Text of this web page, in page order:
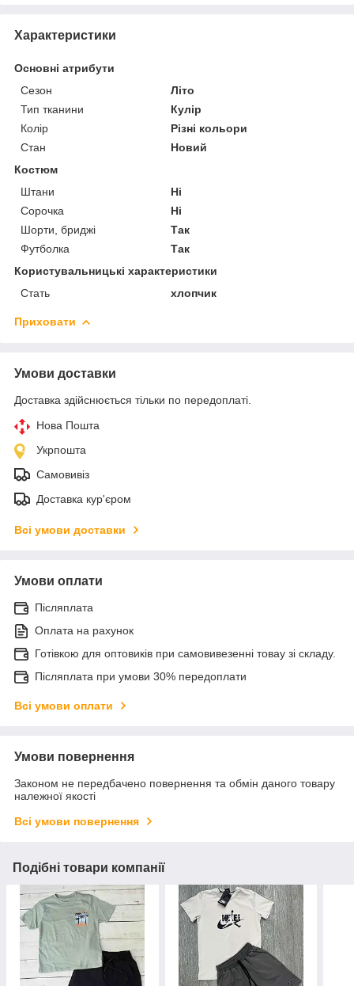
Характеристики
Основні атрибути
Сезон
Літо
Тип тканини
Кулір
Колір
Різні кольори
Стан
Новий
Костюм
Штани
Ні
Сорочка
Ні
Шорти, бриджі
Так
Футболка
Так
Користувальницькі характеристики
Стать
хлопчик
Приховати
Умови доставки
Доставка здійснюється тільки по передоплаті.
Нова Пошта
Укрпошта
Самовивіз
Доставка кур'єром
Всі умови доставки
Умови оплати
Післяплата
Оплата на рахунок
Готівкою для оптовиків при самовивезенні товау зі складу.
Післяплата при умови 30% передоплати
Всі умови оплати
Умови повернення
Законом не передбачено повернення та обмін даного товару
належної якості
Всі умови повернення
Подібні товари компанії